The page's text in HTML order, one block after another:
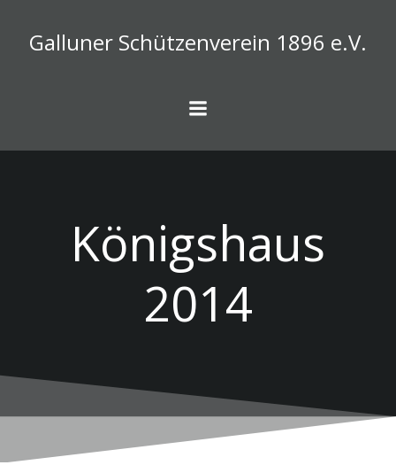
springen
Galluner Schützenverein 1896 e.V.
Königshaus
2014